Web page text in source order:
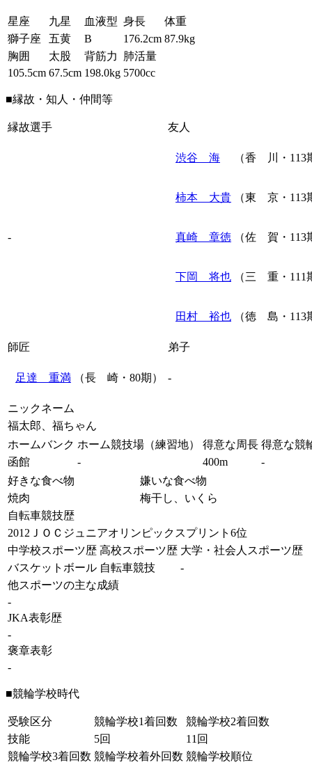
星座 九星 血液型 身長
体重
獅子座
五黄 B 176.2cm 87.9kg
胸囲
太股 背筋力
肺活量
105.5cm 67.5cm 198.0kg 5700cc
■縁故・知人・仲間等
縁故選手 友人
-
渋谷 海 （香 川・113
柿本 大貴 （東 京・113
真崎 章徳 （佐 賀・113
下岡 将也 （三 重・111
田村 裕也 （徳 島・113
師匠 弟子
足達 重満 （長 崎・80期） -
ニックネーム
福太郎、福ちゃん
ホームバンク ホーム競技場（練習地） 得意な周長 得意な競
函館
- 400m
-
好きな食べ物
嫌いな食べ物
焼肉
梅干し、いくら
自転車競技歴
2012ＪＯＣジュニアオリンピックスプリント6位
中学校スポーツ歴 高校スポーツ歴 大学・社会人スポーツ歴
バスケットボール 自転車競技
-
他スポーツの主な成績
-
JKA表彰歴
-
褒章表彰
-
■競輪学校時代
受験区分 競輪学校1着回数
競輪学校2着回数
技能
5回
11回
競輪学校3着回数 競輪学校着外回数 競輪学校順位